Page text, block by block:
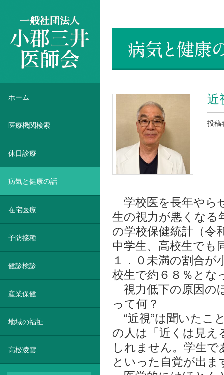
近
投
学校医を長年やら
生の視力が悪くなる
の学校保健統計（令
中学生、高校生でも
１．０未満の割合が
校生で約６８％とな
視力低下の原因の
って何？
“近視”は聞いたこ
の人は「近くは見
しれません。学生
といった自覚が出
ホーム
医療機関検索
休日診療
病気と健康の話
在宅医療
予防接種
健診検診
産業保健
地域の福祉
高松凌雲